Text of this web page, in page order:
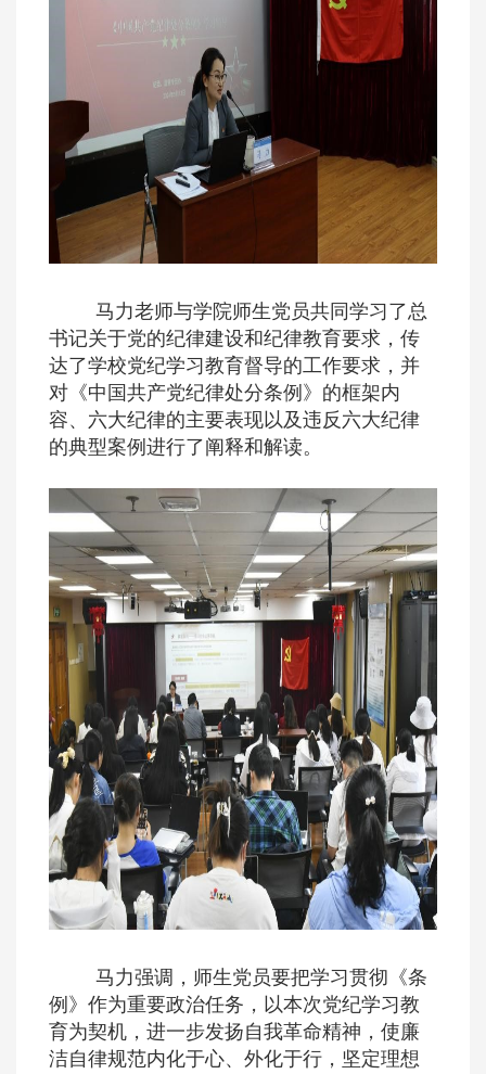
马力老师与学院师生党员共同学习了总
书记关于党的纪律建设和纪律教育要求，传
达了学校党纪学习教育督导的工作要求，并
对《中国共产党纪律处分条例》的框架内
容、六大纪律的主要表现以及违反六大纪律
的典型案例进行了阐释和解读。
马力强调，师生党员要把学习贯彻《条
例》作为重要政治任务，以本次党纪学习教
育为契机，进一步发扬自我革命精神，使廉
洁自律规范内化于心、外化于行，坚定理想